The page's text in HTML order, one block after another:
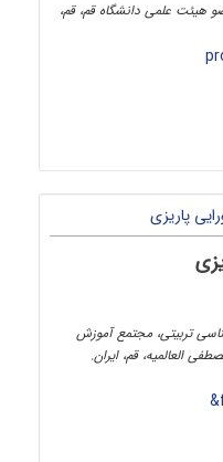
هیئت علمی دانشگاه قم، قم،
تربیتی، مجتمع آموزش
العالمیه، قم، ایران.